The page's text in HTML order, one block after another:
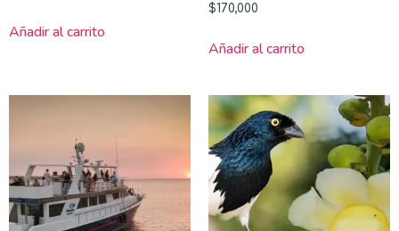
Añadir al carrito
$170,000
Añadir al carrito